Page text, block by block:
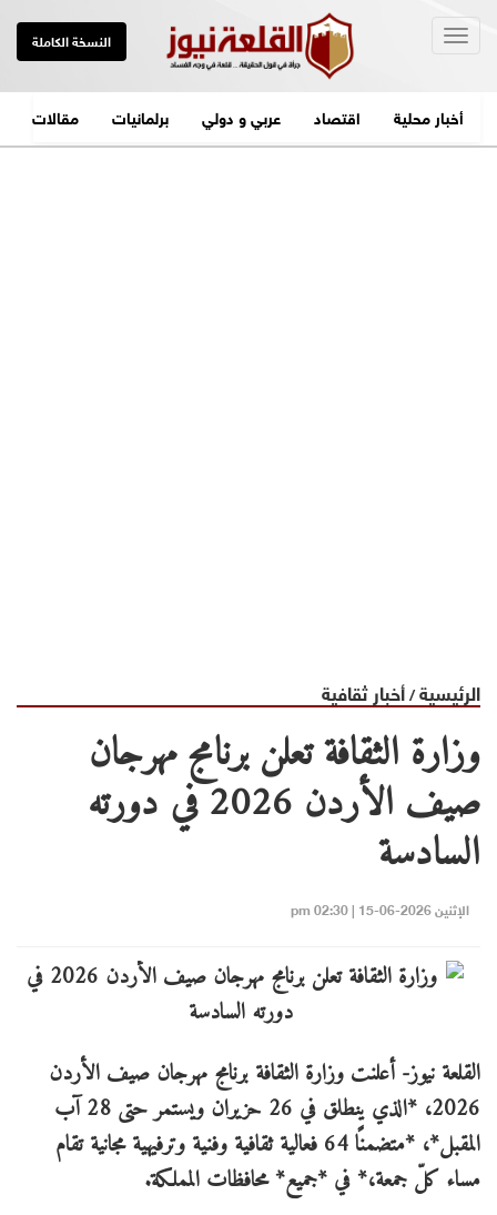
النسخة الكاملة
أخبار محلية اقتصاد عربي و دولي برلمانيات مقالات
الرئيسية/أخبار ثقافية
وزارة الثقافة تعلن برنامج مهرجان
صيف الأردن 2026 في دورته
السادسة
الإثنين 2026-06-15 | 02:30 pm
القلعة نيوز- أعلنت وزارة الثقافة برنامج مهرجان صيف الأردن
2026، *الذي ينطلق في 26 حزيران ويستمر حتى 28 آب
المقبل*، *متضمنًا 64 فعالية ثقافية وفنية وترفيهية مجانية تقام
مساء كلّ جمعة،* في *جميع* محافظات المملكة.